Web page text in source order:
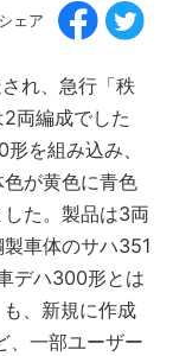
シェア
れ、急行「秩
両編成でした
を組み込み、
が黄色に青色
た。製品は3両
車体のサハ351
デハ300形とは
、新規に作成
、一部ユーザー